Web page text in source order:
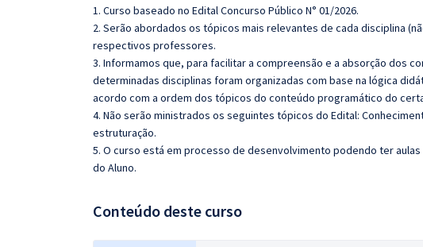
1. Curso baseado no Edital Concurso Público N° 01/2026.
2. Serão abordados os tópicos mais relevantes de cada disciplina
respectivos professores.
3. Informamos que, para facilitar a compreensão e a absorção dos
determinadas disciplinas foram organizadas com base na lógica
acordo com a ordem dos tópicos do conteúdo programático do
4. Não serão ministrados os seguintes tópicos do Edital:
estruturação.
5. O curso está em processo de desenvolvimento podendo ter
do Aluno.
Conteúdo deste curso